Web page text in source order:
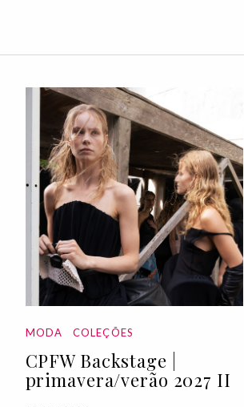
MODA COLEÇÕES
CPFW Backstage |
primavera/verão 2027 II